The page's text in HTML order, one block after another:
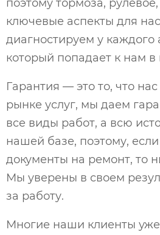
поэтому тормоза,
ключевые аспекты для
диагностируем у каждого
который попадает к нам в
Гарантия — это то, что
рынке услуг, мы даем
все виды работ, а всю
нашей базе, поэтому,
документы на ремонт, то
Мы уверены в своем
за работу.
Многие наши клиенты